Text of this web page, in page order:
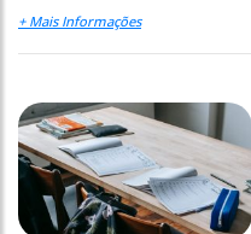
+ Mais Informações